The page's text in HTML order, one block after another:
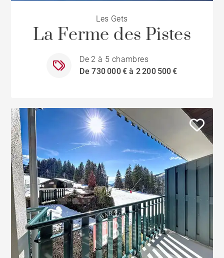
Les Gets
La Ferme des Pistes
De 2 à 5 chambres
De 730 000 € à 2 200 500 €